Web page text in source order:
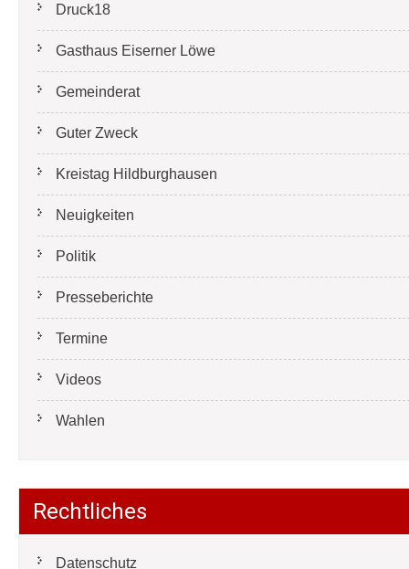
Druck18
Gasthaus Eiserner Löwe
Gemeinderat
Guter Zweck
Kreistag Hildburghausen
Neuigkeiten
Politik
Presseberichte
Termine
Videos
Wahlen
Rechtliches
Datenschutz